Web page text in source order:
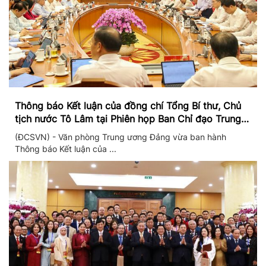
Thông báo Kết luận của đồng chí Tổng Bí thư, Chủ
tịch nước Tô Lâm tại Phiên họp Ban Chỉ đạo Trung
ương thực hiện Nghị quyết 57
(ĐCSVN) - Văn phòng Trung ương Đảng vừa ban hành
Thông báo Kết luận của ...